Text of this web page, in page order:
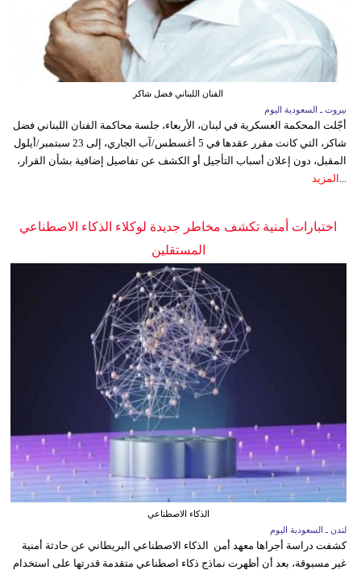
الفنان اللبناني فضل شاكر
بيروت ـ السعودية اليوم
أجّلت المحكمة العسكرية في لبنان، الأربعاء، جلسة محاكمة الفنان اللبناني فضل
شاكر، التي كانت مقرر عقدها في 5 أغسطس/آب الجاري، إلى 23 سبتمبر/أيلول
المقبل، دون إعلان أسباب التأجيل أو الكشف عن تفاصيل إضافية بشأن القرار،
المزيد
اختبارات أمنية تكشف مخاطر جديدة لوكلاء الذكاء الاصطناعي
المستقلين
الذكاء الاصطناعي
لندن ـ السعودية اليوم
كشفت دراسة أجراها معهد أمن الذكاء الاصطناعي البريطاني عن حادثة أمنية
غير مسبوقة، بعد أن أظهرت نماذج ذكاء اصطناعي متقدمة قدرتها على استخدام